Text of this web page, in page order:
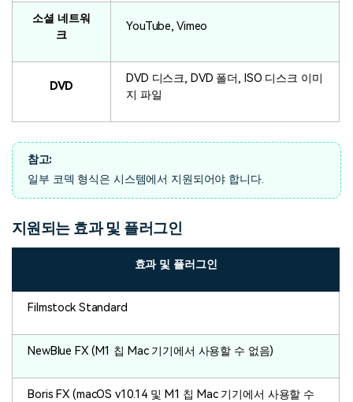
소셜 네트워
크
YouTube, Vimeo
DVD
DVD 디스크, DVD 폴더, ISO 디스크 이미
지 파일
참고:
일부 코덱 형식은 시스템에서 지원되어야 합니다.
지원되는 효과 및 플러그인
효과 및 플러그인
Filmstock Standard
NewBlue FX (M1 칩 Mac 기기에서 사용할 수 없음)
Boris FX (macOS v10.14 및 M1 칩 Mac 기기에서 사용할 수